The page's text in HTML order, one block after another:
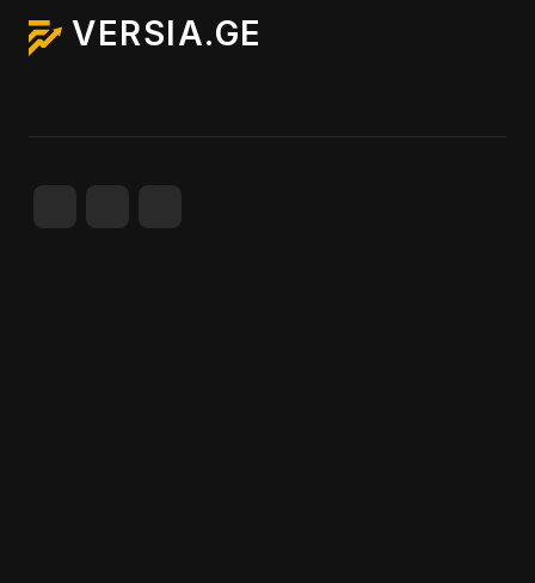
VERSIA.GE